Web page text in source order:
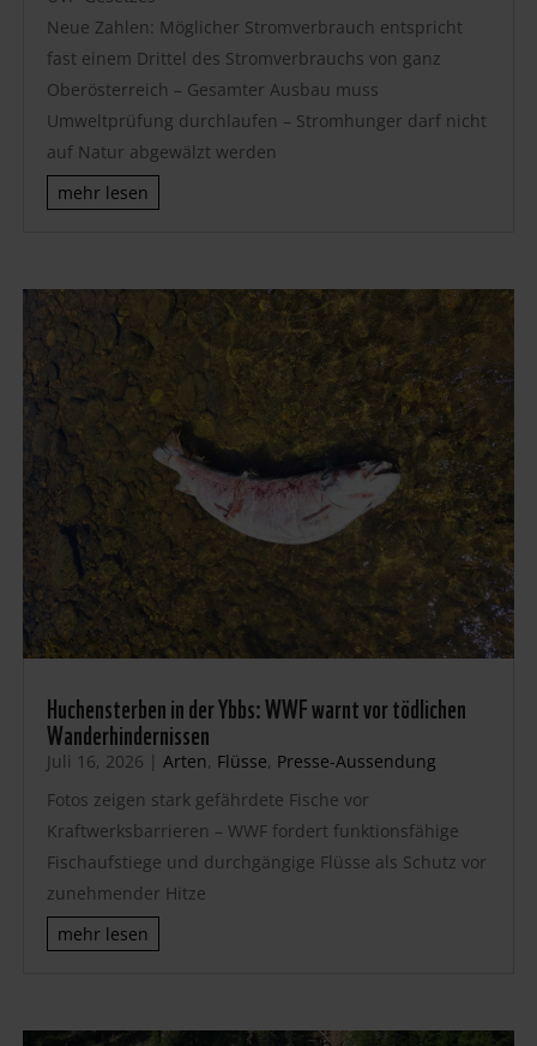
Neue Zahlen: Möglicher Stromverbrauch entspricht
fast einem Drittel des Stromverbrauchs von ganz
Oberösterreich – Gesamter Ausbau muss
Umweltprüfung durchlaufen – Stromhunger darf nicht
auf Natur abgewälzt werden
mehr lesen
Huchensterben in der Ybbs: WWF warnt vor tödlichen
Wanderhindernissen
Juli 16, 2026 | Arten, Flüsse, Presse-Aussendung
Fotos zeigen stark gefährdete Fische vor
Kraftwerksbarrieren – WWF fordert funktionsfähige
Fischaufstiege und durchgängige Flüsse als Schutz vor
zunehmender Hitze
mehr lesen